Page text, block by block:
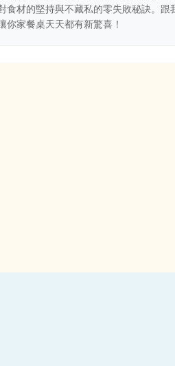
食材的堅持與不藏私的零失敗秘訣。跟
你家餐桌天天都有新驚喜！